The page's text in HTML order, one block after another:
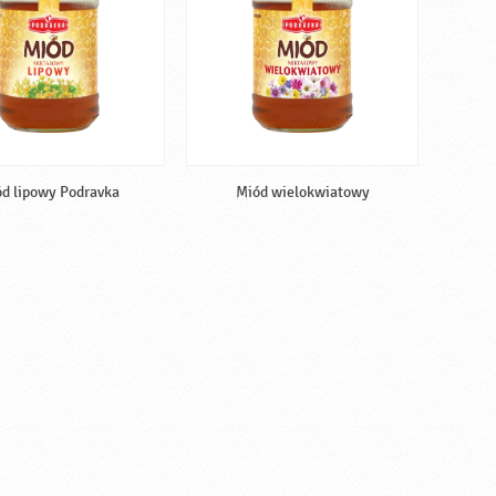
lipowy Podravka Miód wielokwiatowy